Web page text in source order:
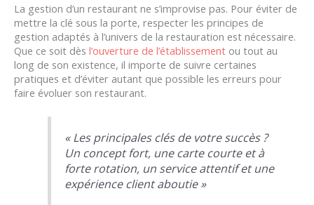
La gestion d’un restaurant ne s’improvise pas. Pour éviter de
mettre la clé sous la porte, respecter les principes de
gestion adaptés à l’univers de la restauration est nécessaire.
Que ce soit dès l’ouverture de l’établissement ou tout au
long de son existence, il importe de suivre certaines
pratiques et d’éviter autant que possible les erreurs pour
faire évoluer son restaurant.
« Les principales clés de votre succès ?
Un concept fort, une carte courte et à
forte rotation, un service attentif et une
expérience client aboutie »